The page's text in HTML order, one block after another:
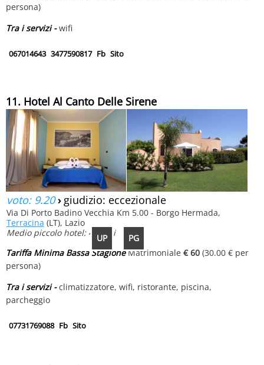
UP PG
persona)
Tra i servizi -wifi
067014643 3477590817 Fb Sito
11. Hotel Al Canto Delle Sirene
voto: 9.20› giudizio: eccezionale
Via Di Porto Badino Vecchia Km 5.00 - Borgo Hermada,
Terracina (LT), Lazio
Medio piccolo hotel: 48 letti
Tariffa Minima Bassa StagioneMatrimoniale € 60 (30.00 € per
persona)
Tra i servizi -climatizzatore, wifi, ristorante, piscina,
parcheggio
07731769088 Fb Sito